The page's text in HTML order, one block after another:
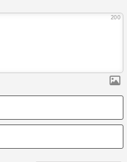
200